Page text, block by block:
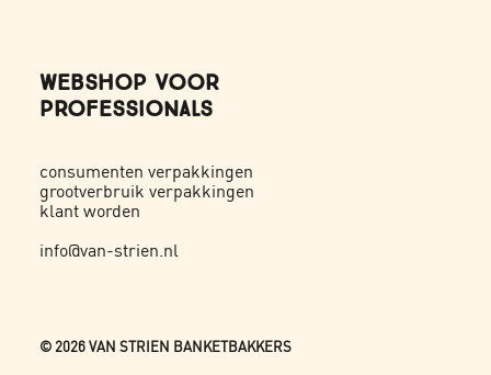
WEBSHOP VOOR
PROFESSIONALS
consumenten verpakkingen
grootverbruik verpakkingen
klant worden
info@van-strien.nl
© 2026 VAN STRIEN BANKETBAKKERS